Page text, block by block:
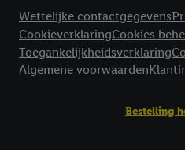
Wettelijke contactgegevens
CookieverklaringCookies
Toegankelijkheidsverklaring
Algemene voorwaarden
Bestelling